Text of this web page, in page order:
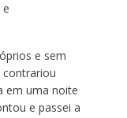
e sem
em uma noite
e passei a